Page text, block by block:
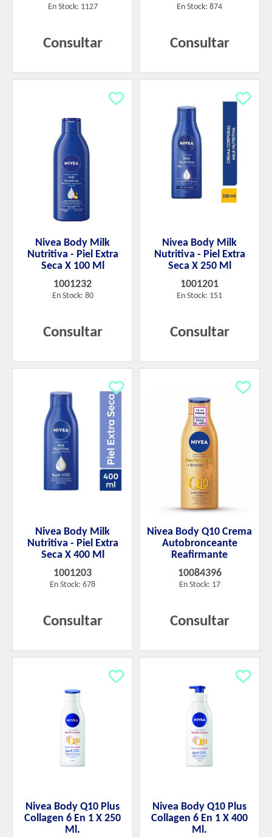
En Stock: 1127
Consultar
En Stock: 874
Consultar
Nivea Body Milk
Nutritiva - Piel Extra
Seca X 100 Ml
1001232
En Stock: 80
Consultar
Nivea Body Milk
Nutritiva - Piel Extra
Seca X 250 Ml
1001201
En Stock: 151
Consultar
Nivea Body Milk
Nutritiva - Piel Extra
Seca X 400 Ml
1001203
En Stock: 678
Consultar
Nivea Body Q10 Crema
Autobronceante
Reafirmante
10084396
En Stock: 17
Consultar
Nivea Body Q10 Plus
Collagen 6 En 1 X 250
Ml.
Nivea Body Q10 Plus
Collagen 6 En 1 X 400
Ml.